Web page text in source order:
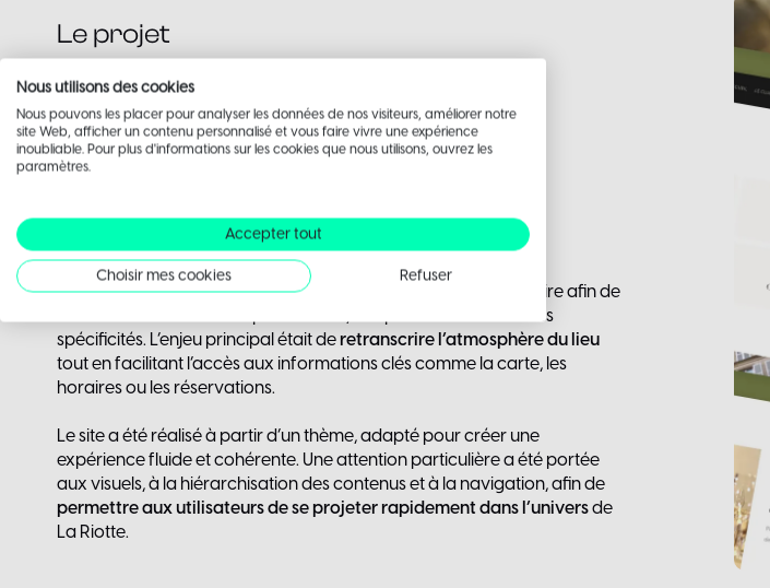
Le projet
Traduireuneidentité
culinaireenexpérience
digitale
L’approche a consisté à structurer les contenus de manière claire afin de
mettre en avant le concept du bistrot, son positionnement et ses
spécificités. L’enjeu principal était deretranscrire l’atmosphère du lieu
tout en facilitant l’accès aux informations clés comme la carte, les
horaires ou les réservations.
Le site a été réalisé à partir d’un thème, adapté pour créer une
expérience fluide et cohérente. Une attention particulière a été portée
aux visuels, à la hiérarchisation des contenus et à la navigation, afin de
permettre aux utilisateurs de se projeter rapidement dans l’universde
La Riotte.
Nous utilisons des cookies
Nous pouvons les placer pour analyser les données de nos visiteurs, améliorer notre
site Web, afficher un contenu personnalisé et vous faire vivre une expérience
inoubliable. Pour plus d'informations sur les cookies que nous utilisons, ouvrez les
paramètres.
Accepter tout
Choisir mes cookies
Refuser